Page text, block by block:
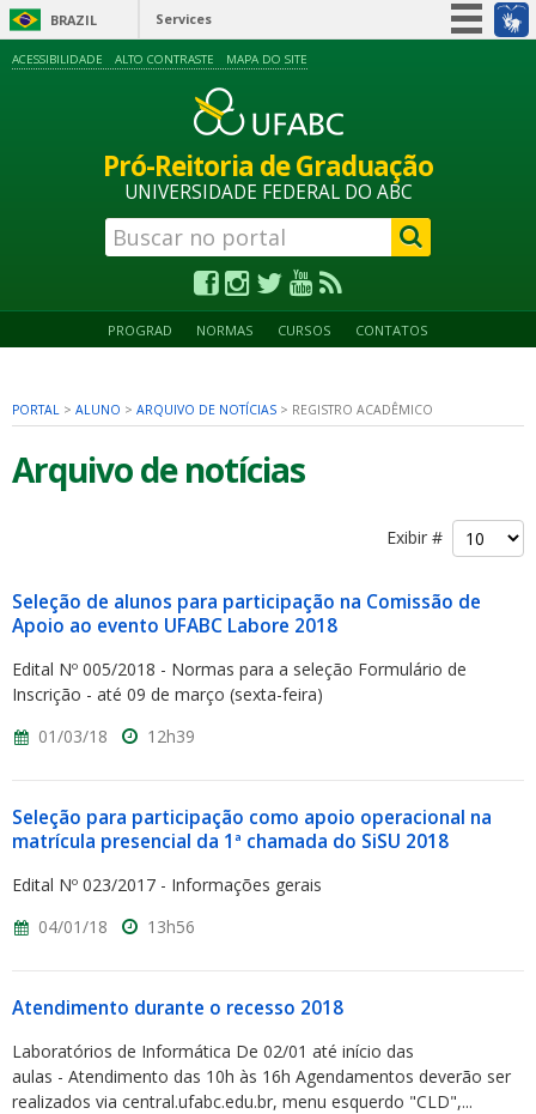
BRAZIL Services
Information access
Legislation
ACESSIBILIDADE ALTO CONTRASTE MAPA DO SITE
Pró-Reitoria de Graduação
UNIVERSIDADE FEDERAL DO ABC
PROGRAD NORMAS CURSOS CONTATOS
PORTAL > ALUNO > ARQUIVO DE NOTÍCIAS > REGISTRO ACADÊMICO
Arquivo de notícias
Exibir #
Seleção de alunos para participação na Comissão de
Apoio ao evento UFABC Labore 2018
Edital Nº 005/2018 - Normas para a seleção Formulário de
Inscrição - até 09 de março (sexta-feira)
01/03/18
12h39
Seleção para participação como apoio operacional na
matrícula presencial da 1ª chamada do SiSU 2018
Edital Nº 023/2017 - Informações gerais
04/01/18
13h56
Atendimento durante o recesso 2018
Laboratórios de Informática De 02/01 até início das
aulas - Atendimento das 10h às 16h Agendamentos deverão ser
realizados via central.ufabc.edu.br, menu esquerdo "CLD",...